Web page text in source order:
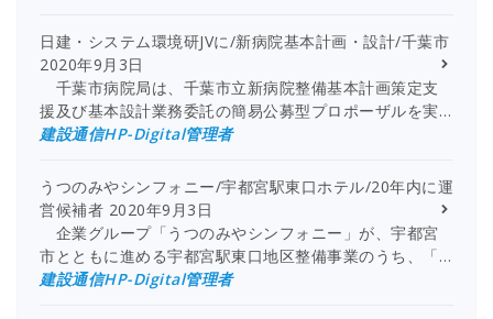
日建・システム環境研JVに/新病院基本計画・設計/千葉市
2020年9月3日
千葉市病院局は、千葉市立新病院整備基本計画策定支
援及び基本設計業務委託の簡易公募型プロポーザルを実…
建設通信HP-Digital管理者
うつのみやシンフォニー/宇都宮駅東口ホテル/20年内に運
営候補者 2020年9月3日
企業グループ「うつのみやシンフォニー」が、宇都宮
市とともに進める宇都宮駅東口地区整備事業のうち、「…
建設通信HP-Digital管理者